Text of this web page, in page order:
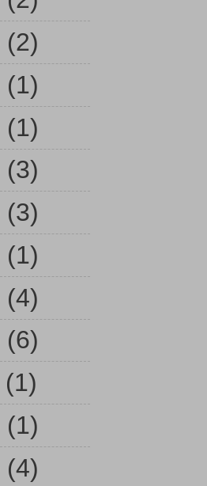
(2)
(1)
(1)
(3)
(3)
(1)
(4)
(6)
(1)
(1)
(4)